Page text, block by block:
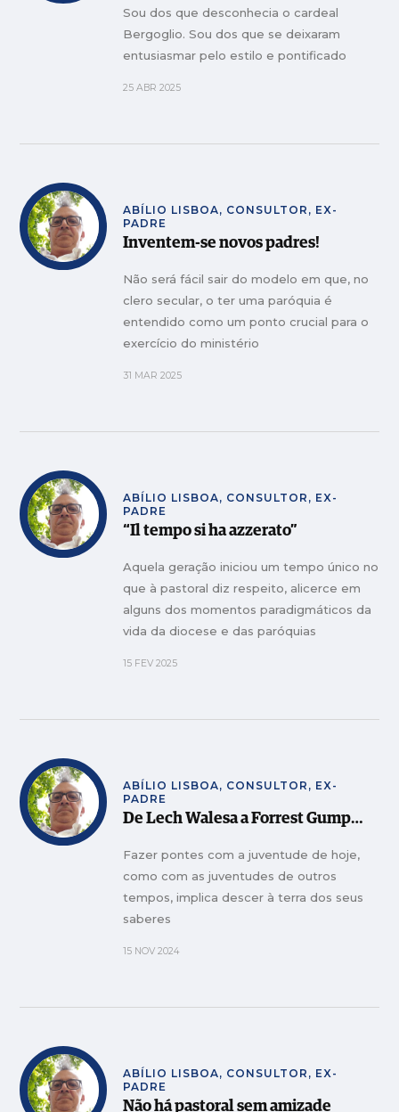
Sou dos que desconhecia o cardeal
Bergoglio. Sou dos que se deixaram
entusiasmar pelo estilo e pontificado
25 ABR 2025
ABÍLIO LISBOA, CONSULTOR, EX-
PADRE
Inventem-se novos padres!
Não será fácil sair do modelo em que, no
clero secular, o ter uma paróquia é
entendido como um ponto crucial para o
exercício do ministério
31 MAR 2025
ABÍLIO LISBOA, CONSULTOR, EX-
PADRE
“Il tempo si ha azzerato”
Aquela geração iniciou um tempo único no
que à pastoral diz respeito, alicerce em
alguns dos momentos paradigmáticos da
vida da diocese e das paróquias
15 FEV 2025
ABÍLIO LISBOA, CONSULTOR, EX-
PADRE
De Lech Walesa a Forrest Gump…
Fazer pontes com a juventude de hoje,
como com as juventudes de outros
tempos, implica descer à terra dos seus
saberes
15 NOV 2024
ABÍLIO LISBOA, CONSULTOR, EX-
PADRE
Não há pastoral sem amizade